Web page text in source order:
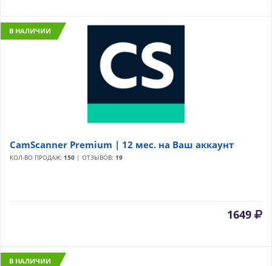
В НАЛИЧИИ
CamScanner Premium | 12 мес. на Ваш аккаунт
КОЛ-ВО ПРОДАЖ: 150 | ОТЗЫВОВ: 19
1649
В НАЛИЧИИ